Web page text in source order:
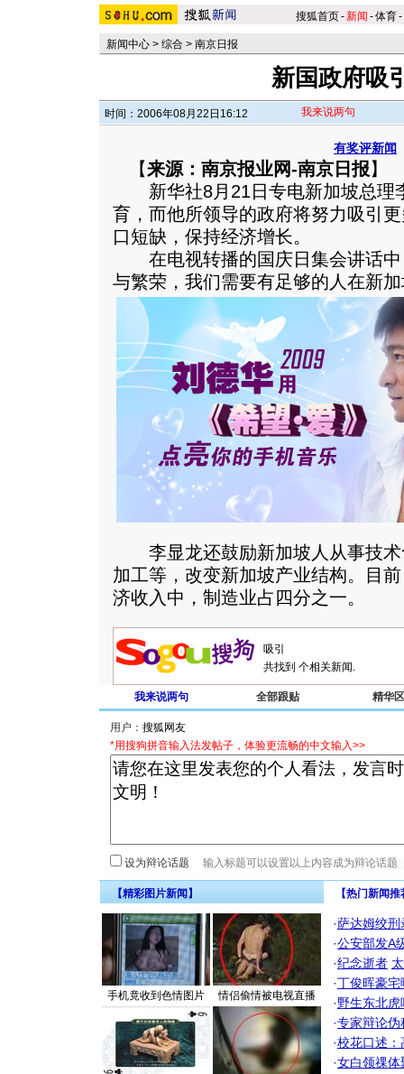
搜狐首页-新闻 -体育-
新闻中心 > 综合 > 南京日报
新国政府吸
时间：2006年08月22日16:12 我来说两句
有奖评新闻
【来源：南京报业网-南京日报】
新华社8月21日专电新加坡总理
育，而他所领导的政府将努力吸引
口短缺，保持经济增长。
在电视转播的国庆日集会讲话中
与繁荣，我们需要有足够的人在新
李显龙还鼓励新加坡人从事技术
加工等，改变新加坡产业结构。目
济收入中，制造业占四分之一。
共找到 个相关新闻.
我来说两句 全部跟贴 精华区
用户：
*用搜狗拼音输入法发帖子，体验更流畅的中文输入>>
设为辩论话题
【精彩图片新闻】
手机竟收到色情图片 情侣偷情被电视直播
【热门新闻
·萨达姆绞刑
·公安部发A
·纪念逝者
·丁俊晖豪
·野生东北
·专家辩论伪
·校花口述：
·女白领祼体